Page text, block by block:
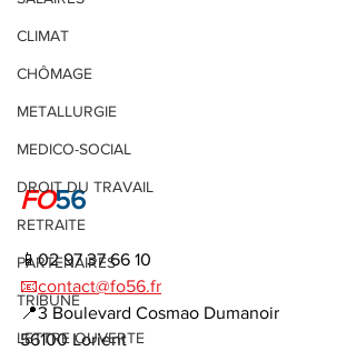
CLIMAT
CHÔMAGE
METALLURGIE
MEDICO-SOCIAL
DROIT DU TRAVAIL
RETRAITE
PARTENAIRES
TRIBUNE
LETTRE OUVERTE
FO56
📱02 97 37 66 10
📧contact@fo56.fr
📍3 Boulevard Cosmao Dumanoir
56100 Lorient